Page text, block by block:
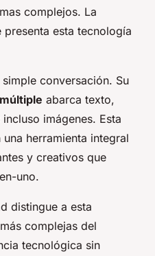
complejos. La
esta tecnología
conversación. Su
abarca texto,
imágenes. Esta
herramienta integral
y creativos que
uno.
distingue a esta
complejas del
tecnológica sin